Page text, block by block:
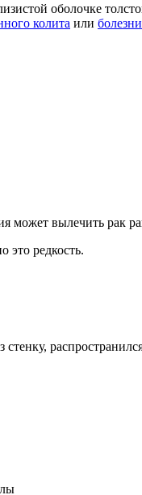
оболочке
колита или
может вылечить рак
это редкость.